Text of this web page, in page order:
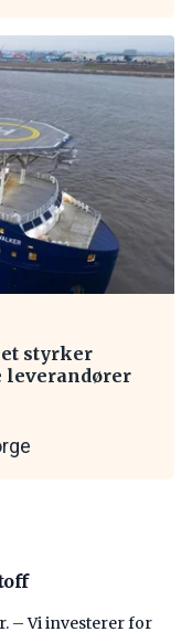
styrker
leverandører
– Vi investerer for